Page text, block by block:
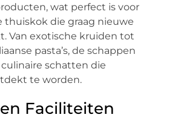
wat perfect is voor
thuiskok die graag nieuwe
Van exotische kruiden tot
pasta’s, de schappen
schatten die
te worden.
Faciliteiten